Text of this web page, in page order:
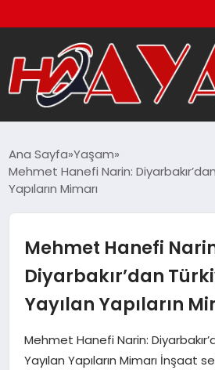
DÜNYA
MAGAZIN
SAĞLIK
Ana Sayfa Yaşam
Mehmet Hanefi Narin:
Yapıların Mimarı
Mehmet Hanefi
Diyarbakır’dan
Yayılan Yapıların
Mehmet Hanefi Narin:
Yayılan Yapıların Mimarı İnşaat